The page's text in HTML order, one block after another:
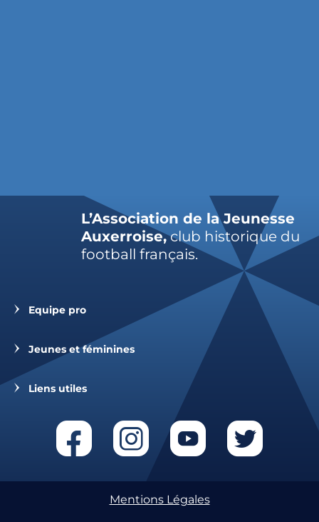
L’Association de la Jeunesse
Auxerroise,club historique du
football français.
Equipe pro
Jeunes et féminines
Liens utiles
Mentions Légales